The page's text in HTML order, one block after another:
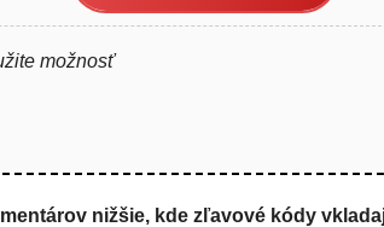
možnosť
nižšie, kde zľavové kódy